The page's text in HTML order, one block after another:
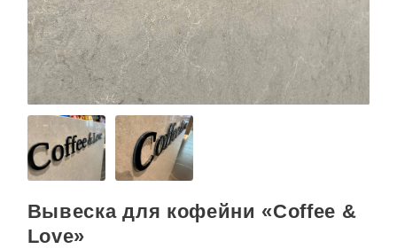
Вывеска для кофейни «Coffee &
Love»